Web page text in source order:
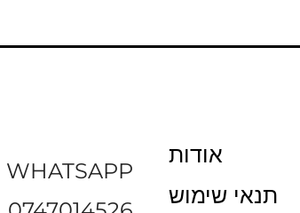
אודות
תנאי שימוש
WHATSAPP